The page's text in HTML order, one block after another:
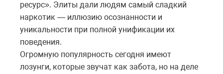
ресурс». Элиты дали людям самый сладкий
наркотик — иллюзию осознанности и
уникальности при полной унификации их
поведения.
Огромную популярность сегодня имеют
лозунги, которые звучат как забота, но на деле